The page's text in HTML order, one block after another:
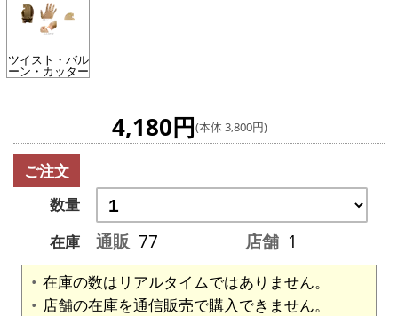
ツイスト・バル
ーン・カッター
4,180円(本体 3,800円)
ご注文
数量
在庫
通販 77 店舗 1
在庫の数はリアルタイムではありません。
店舗の在庫を通信販売で購入できません。